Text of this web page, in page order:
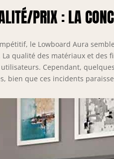
PRIX : LA
le Lowboard Aura
qualité des matériaux et des
Cependant,
bien que ces incidents